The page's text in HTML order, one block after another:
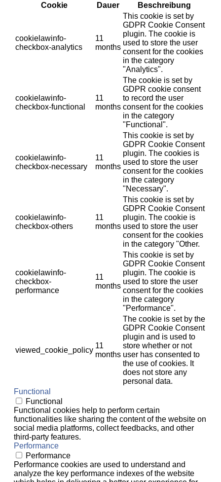
Cookie
Dauer Beschreibung
cookielawinfo-
checkbox-analytics
11
months
This cookie is set by
GDPR Cookie Consent
plugin. The cookie is
used to store the user
consent for the cookies
in the category
"Analytics".
cookielawinfo-
checkbox-functional
11
months
The cookie is set by
GDPR cookie consent
to record the user
consent for the cookies
in the category
"Functional".
cookielawinfo-
checkbox-necessary
11
months
This cookie is set by
GDPR Cookie Consent
plugin. The cookies is
used to store the user
consent for the cookies
in the category
"Necessary".
cookielawinfo-
checkbox-others
11
months
This cookie is set by
GDPR Cookie Consent
plugin. The cookie is
used to store the user
consent for the cookies
in the category "Other.
cookielawinfo-
checkbox-
performance
11
months
This cookie is set by
GDPR Cookie Consent
plugin. The cookie is
used to store the user
consent for the cookies
in the category
"Performance".
viewed_cookie_policy
11
months
The cookie is set by the
GDPR Cookie Consent
plugin and is used to
store whether or not
user has consented to
the use of cookies. It
does not store any
personal data.
Functional
Functional
Functional cookies help to perform certain
functionalities like sharing the content of the website on
social media platforms, collect feedbacks, and other
third-party features.
Performance
Performance
Performance cookies are used to understand and
analyze the key performance indexes of the website